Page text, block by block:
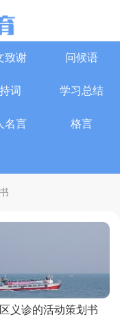
致谢 问候语
词 学习总结
名言 格言
义诊的活动策划书